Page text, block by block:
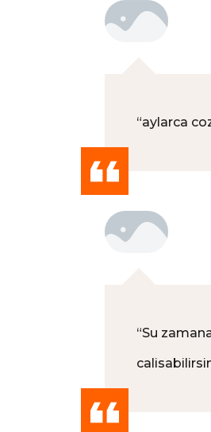
“aylarca
“Su